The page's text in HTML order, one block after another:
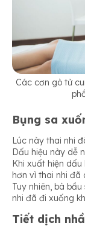
Các cơn gò tử
Bụng sa
Lúc này thai nhi
Dấu hiệu này dễ
Khi xuất hiện
hơn vì thai nhi đã
Tuy nhiên, bà
nhi đã đi xuống
Tiết dịch